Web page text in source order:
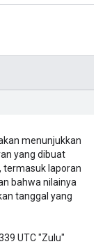
menunjukkan
yang dibuat
termasuk laporan
bahwa nilainya
tanggal yang
UTC "Zulu"